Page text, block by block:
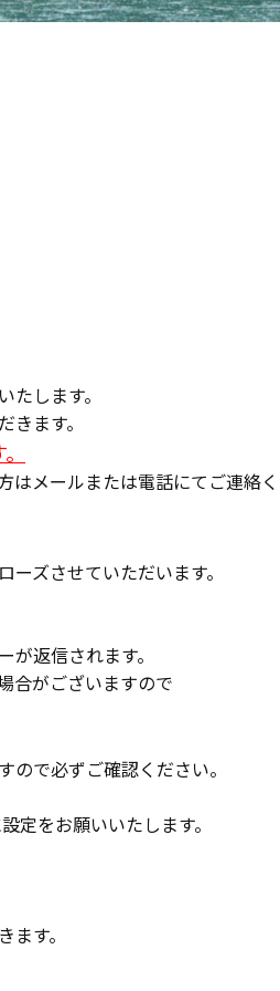
します。
ます。
はメールまたは電話にてご連絡く
ズさせていただいます。
返信されます。
合がございますので
で必ずご確認ください。
をお願いいたします。
す。